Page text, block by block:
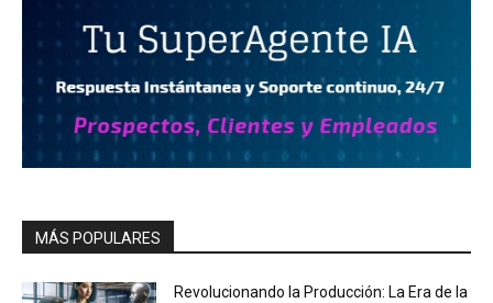
MÁS POPULARES
Revolucionando la Producción: La Era de la